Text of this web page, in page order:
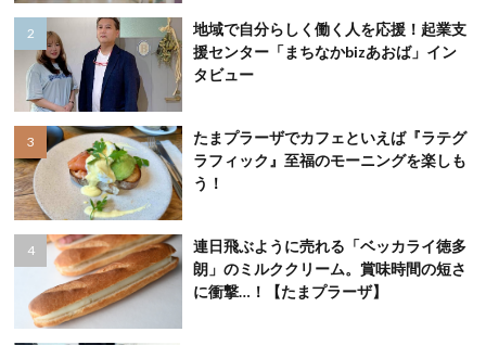
地域で自分らしく働く人を応援！起業支
援センター「まちなかbizあおば」イン
タビュー
たまプラーザでカフェといえば『ラテグ
ラフィック』至福のモーニングを楽しも
う！
連日飛ぶように売れる「ベッカライ徳多
朗」のミルククリーム。賞味時間の短さ
に衝撃…！【たまプラーザ】